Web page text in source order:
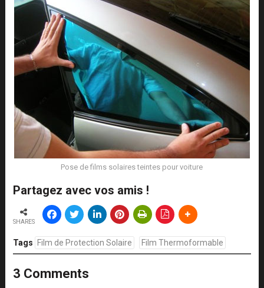
Pose de films solaires teintes pour voiture
Partagez avec vos amis !
SHARES
Tags Film de Protection Solaire Film Thermoformable
3 Comments